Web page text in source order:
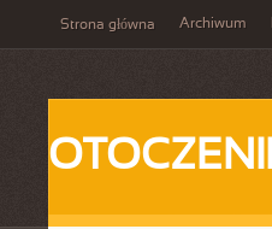
Strona główna Archiwum